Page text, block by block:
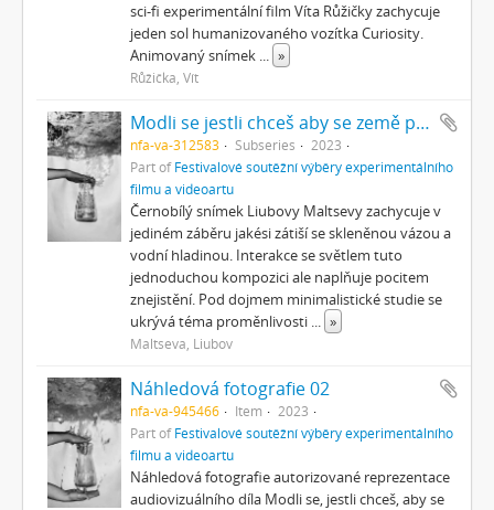
sci-fi experimentální film Víta Růžičky zachycuje
jeden sol humanizovaného vozítka Curiosity.
Animovaný snímek ... »
Růžička, Vít
Modli se jestli chceš aby se země přiblížila a nebe promluvilo s tebou
nfa-va-312583 Subseries
2023
Part ofFestivalové soutěžní výběry experimentálního
filmu a videoartu
Černobílý snímek Liubovy Maltsevy zachycuje v
jediném záběru jakési zátiší se skleněnou vázou a
vodní hladinou. Interakce se světlem tuto
jednoduchou kompozici ale naplňuje pocitem
znejistění. Pod dojmem minimalistické studie se
ukrývá téma proměnlivosti ... »
Maltseva, Liubov
Náhledová fotografie 02
nfa-va-945466 Item
2023
Part ofFestivalové soutěžní výběry experimentálního
filmu a videoartu
Náhledová fotografie autorizované reprezentace
audiovizuálního díla Modli se, jestli chceš, aby se